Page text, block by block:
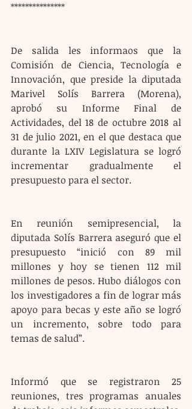
***************
De salida les informaos que la
Comisión de Ciencia, Tecnología e
Innovación, que preside la diputada
Marivel Solís Barrera (Morena),
aprobó su Informe Final de
Actividades, del 18 de octubre 2018 al
31 de julio 2021, en el que destaca que
durante la LXIV Legislatura se logró
incrementar gradualmente el
presupuesto para el sector.
En reunión semipresencial, la
diputada Solís Barrera aseguró que el
presupuesto “inició con 89 mil
millones y hoy se tienen 112 mil
millones de pesos. Hubo diálogos con
los investigadores a fin de lograr más
apoyo para becas y este año se logró
un incremento, sobre todo para
temas de salud”.
Informó que se registraron 25
reuniones, tres programas anuales